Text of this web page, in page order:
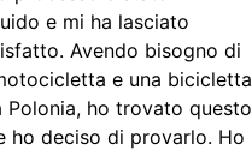
e mi ha lasciato
Avendo bisogno di
e una bicicletta
Polonia, ho trovato questo
ho deciso di provarlo. Ho